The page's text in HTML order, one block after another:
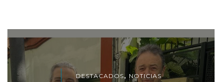
DESTACADOS, NOTICIAS